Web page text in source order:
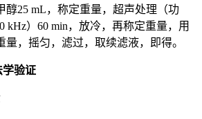
醇25 mL，称定重量，超声处理（功
kHz）60 min，放冷，再称定重量，用
量，摇匀，滤过，取续滤液，即得。
学验证